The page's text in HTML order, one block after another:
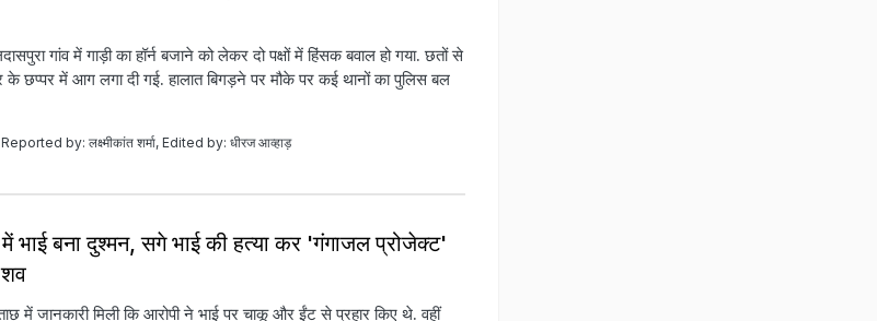
गांव में गाड़ी का हॉर्न बजाने को लेकर दो पक्षों में हिंसक बवाल हो गया. छतों से
में आग लगा दी गई. हालात बिगड़ने पर मौके पर कई थानों का पुलिस बल
Reported by: लक्ष्मीकांत शर्मा, Edited by: धीरज आव्हाड़
भाई बना दुश्मन, सगे भाई की हत्या कर 'गंगाजल प्रोजेक्ट'
शव
जानकारी मिली कि आरोपी ने भाई पर चाकू और ईंट से प्रहार किए थे. वहीं